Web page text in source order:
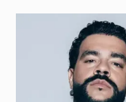
"Мужик
мальчиков в